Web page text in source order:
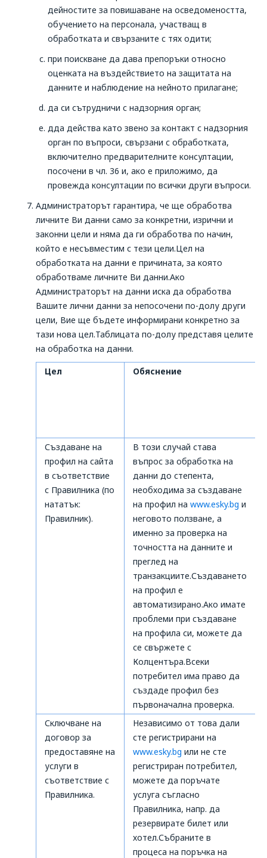
дейностите за повишаване на осведомеността,
обучението на персонала, участващ в
обработката и свързаните с тях одити;
при поискване да дава препоръки относно
оценката на въздействието на защитата на
данните и наблюдение на нейното прилагане;
да си сътрудничи с надзорния орган;
дда действа като звено за контакт с надзорния
орган по въпроси, свързани с обработката,
включително предварителните консултации,
посочени в чл. 36 и, ако е приложимо, да
провежда консултации по всички други въпроси.
Администраторът гарантира, че ще обработва
личните Ви данни само за конкретни, изрични и
законни цели и няма да ги обработва по начин,
който е несъвместим с тези цели.Цел на
обработката на данни е причината, за която
обработваме личните Ви данни.Ако
Aдминистраторът на данни иска да обработва
Вашите лични данни за непосочени по-долу други
цели, Вие ще бъдете информирани конкретно за
тази нова цел.Таблицата по-долу представя целите
на обработка на данни.
Цел
Обяснение
Създаване на
профил на сайта
в съответствие
с Правилника (по
нататък:
Правилник).
В този случай става
въпрос за обработка на
данни до степента,
необходима за създаване
на профил на www.esky.bg и
неговото ползване, а
именно за проверка на
точността на данните и
преглед на
транзакциите.Създаването
на профил е
автоматизирано.Ако имате
проблеми при създаване
на профила си, можете да
се свържете с
Колцентъра.Всеки
потребител има право да
създаде профил без
първоначална проверка.
Сключване на
договор за
предоставяне на
услуги в
съответствие с
Правилника.
Независимо от това дали
сте регистрирани на
www.esky.bg или не сте
регистриран потребител,
можете да поръчате
услуга съгласно
Правилника, напр. да
резервирате билет или
хотел.Събраните в
процеса на поръчка на